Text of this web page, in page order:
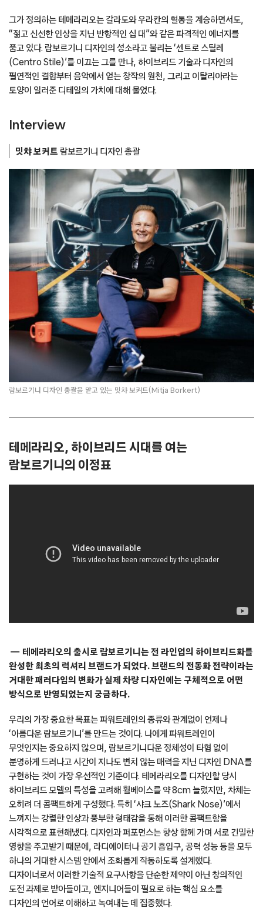
그가 정의하는 테메라리오는 갈라도와 우라칸의 혈통을 계승하면서도,
“젊고 신선한 인상을 지닌 반항적인 십 대”와 같은 파격적인 에너지를
품고 있다. 람보르기니 디자인의 성소라고 불리는 ‘센트로 스틸레
(Centro Stile)’를 이끄는 그를 만나, 하이브리드 기술과 디자인의
필연적인 결합부터 음악에서 얻는 창작의 원천, 그리고 이탈리아라는
토양이 일러준 디테일의 가치에 대해 물었다.
Interview
밋챠 보커트 람보르기니 디자인 총괄
람보르기니 디자인 총괄을 맡고 있는 밋챠 보커트(Mitja Borkert)
테메라리오, 하이브리드 시대를 여는
람보르기니의 이정표
테메라리오의 출시로 람보르기니는 전 라인업의 하이브리드화를
완성한 최초의 럭셔리 브랜드가 되었다. 브랜드의 전동화 전략이라는
거대한 패러다임의 변화가 실제 차량 디자인에는 구체적으로 어떤
방식으로 반영되었는지 궁금하다.
우리의 가장 중요한 목표는 파워트레인의 종류와 관계없이 언제나
‘아름다운 람보르기니’를 만드는 것이다. 나에게 파워트레인이
무엇인지는 중요하지 않으며, 람보르기니다운 정체성이 타협 없이
분명하게 드러나고 시간이 지나도 변치 않는 매력을 지닌 디자인 DNA를
구현하는 것이 가장 우선적인 기준이다. 테메라리오를 디자인할 당시
하이브리드 모델의 특성을 고려해 휠베이스를 약 8cm 늘렸지만, 차체는
오히려 더 콤팩트하게 구성했다. 특히 ‘샤크 노즈(Shark Nose)’에서
느껴지는 강렬한 인상과 풍부한 형태감을 통해 이러한 콤팩트함을
시각적으로 표현해냈다. 디자인과 퍼포먼스는 항상 함께 가며 서로 긴밀한
영향을 주고받기 때문에, 라디에이터나 공기 흡입구, 공력 성능 등을 모두
하나의 거대한 시스템 안에서 조화롭게 작동하도록 설계했다.
디자이너로서 이러한 기술적 요구사항을 단순한 제약이 아닌 창의적인
도전 과제로 받아들이고, 엔지니어들이 필요로 하는 핵심 요소를
디자인의 언어로 이해하고 녹여내는 데 집중했다.